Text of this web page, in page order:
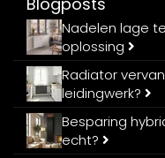
Nadelen lage
oplossing
Radiator
leidingwerk?
Besparing
echt?